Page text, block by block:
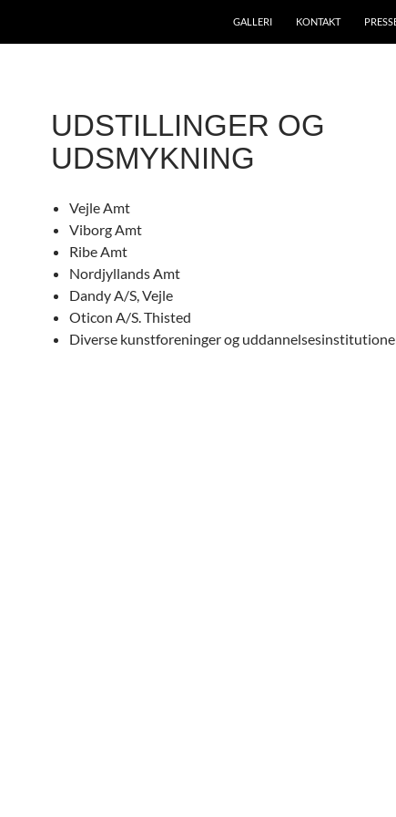
GALLERI KONTAKT
UDSTILLINGER OG
UDSMYKNING
Vejle Amt
Viborg Amt
Ribe Amt
Nordjyllands Amt
Dandy A/S, Vejle
Oticon A/S. Thisted
Diverse kunstforeninger og